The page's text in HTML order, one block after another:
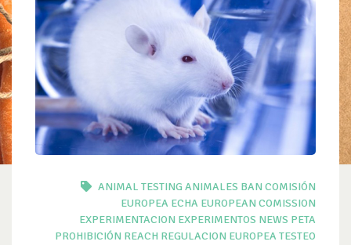
ANIMAL TESTINGANIMALES BAN COMISIÓN
EUROPEA ECHA EUROPEAN COMISSION
EXPERIMENTACION EXPERIMENTOS NEWS PETA
PROHIBICIÓN REACH REGULACION EUROPEA TESTEO